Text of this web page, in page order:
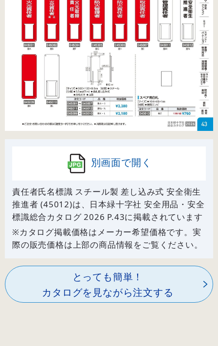
別画面で開く
責任者氏名標識 スチール製 差し込み式 安全衛生
推進者 (45012)は、日本緑十字社 安全用品・安全
標識総合カタログ 2026 P.43に掲載されています
※カタログ掲載価格はメーカー希望価格です。実
際の販売価格は上部の商品情報をご覧ください。
とっても簡単！
カタログを見ながら注文する